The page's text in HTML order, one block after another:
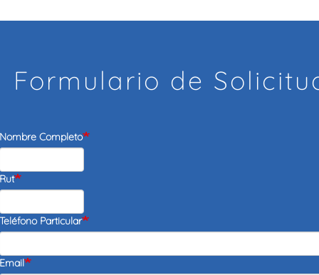
Formulario de
Nombre Completo
Rut
Teléfono Particular
Email